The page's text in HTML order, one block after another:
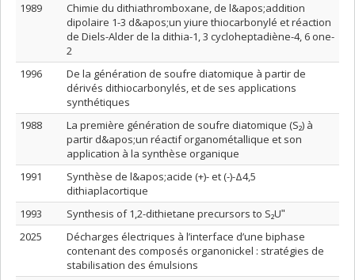
1989
Chimie du dithiathromboxane, de l&apos;addition
dipolaire 1-3 d&apos;un yiure thiocarbonylé et réaction
de Diels-Alder de la dithia-1, 3 cycloheptadiène-4, 6 one-
2
1996
De la génération de soufre diatomique à partir de
dérivés dithiocarbonylés, et de ses applications
synthétiques
1988
La première génération de soufre diatomique (S₂) à
partir d&apos;un réactif organométallique et son
application à la synthèse organique
1991
Synthèse de l&apos;acide (+)- et (-)-Δ4,5
dithiaplacortique
1993
Synthesis of 1,2-dithietane precursors to S₂Uʺ
2025
Décharges électriques à l’interface d’une biphase
contenant des composés organonickel : stratégies de
stabilisation des émulsions